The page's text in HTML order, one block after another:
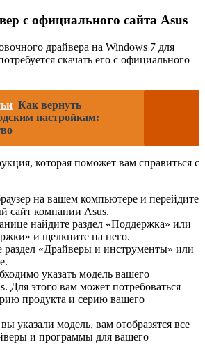
с официального сайта Asus
драйвера на Windows 7 для
скачать его с официального
Как вернуть
настройкам:
которая поможет вам справиться с
на вашем компьютере и перейдите
сайт компании Asus.
найдите раздел «Поддержка» или
и щелкните на него.
раздел «Драйверы и инструменты» или
указать модель вашего
Для этого вам может потребоваться
продукта и серию вашего
указали модель, вам отобразятся все
и программы для вашего